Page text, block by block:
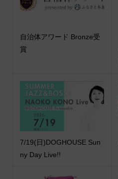
自治体アワード Bronze受
賞
7/19(日)DOGHOUSE Sun
ny Day Live!!